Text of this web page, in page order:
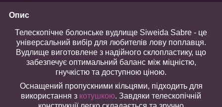
Опис
Телескопічне болонське вудлище Siweida Sabre - це
універсальний вибір для любителів лову поплавця.
Вудлище виготовлене з надійного склопластику, що
забезпечує оптимальний баланс між міцністю,
гнучкістю та доступною ціною.
Оснащений пропускними кільцями, підходить для
використання з котушкою. Завдяки телескопічній